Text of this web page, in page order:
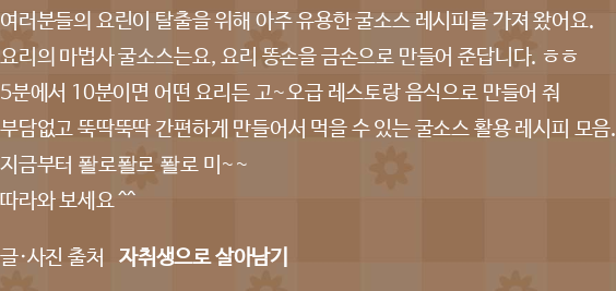
여러분들의 요린이 탈출을 위해 아주 유용한 굴소스 레시피를 가져 왔어요.
요리의 마법사 굴소스는요, 요리 똥손을 금손으로 만들어 준답니다. ㅎㅎ
5분에서 10분이면 어떤 요리든 고~오급 레스토랑 음식으로 만들어 줘
부담없고 뚝딱뚝딱 간편하게 만들어서 먹을 수 있는 굴소스 활용 레시피 모음.
지금부터 퐐로퐐로 퐐로 미~~
따라와 보세요 ^^
글·사진 출처 자취생으로 살아남기